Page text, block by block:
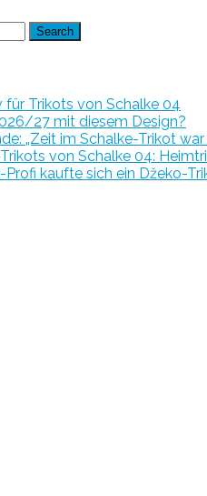
für Trikots von Schalke 04
27 mit diesem Design?
„Zeit im Schalke-Trikot
von Schalke 04:
kaufte sich ein Džeko-